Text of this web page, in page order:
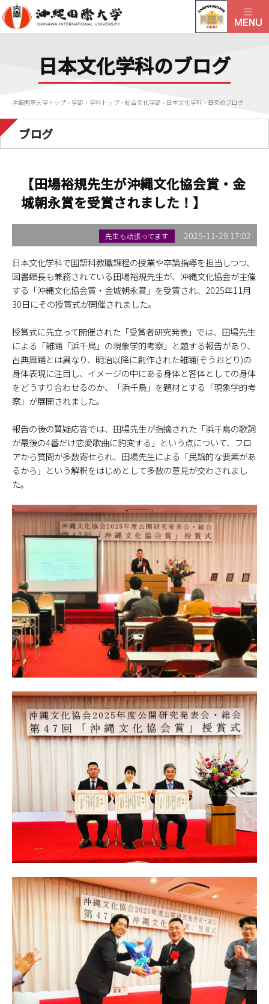
日本文化学科のブログ
沖縄国際大学トップ > 学部・学科トップ >総合文化学部 > 日本文化学科 > 日文のブログ
ブログ
【田場裕規先生が沖縄文化協会賞・金
城朝永賞を受賞されました！】
先生も頑張ってます 2025-11-29 17:02
日本文化学科で国語科教職課程の授業や卒論指導を担当しつつ、
図書館長も兼務されている田場裕規先生が、沖縄文化協会が主催
する「沖縄文化協会賞・金城朝永賞」を受賞され、2025年11月
30日にその授賞式が開催されました。
授賞式に先立って開催された「受賞者研究発表」では、田場先生
による「雑踊「浜千鳥」の現象学的考察」と題する報告があり、
古典舞踊とは異なり、明治以降に創作された雑踊(ぞうおどり)の
身体表現に注目し、イメージの中にある身体と客体としての身体
をどうすり合わせるのか、「浜千鳥」を題材とする「現象学的考
察」が展開されました。
報告の後の質疑応答では、田場先生が指摘された「浜千鳥の歌詞
が最後の4番だけ恋愛歌曲に豹変する」という点について、フロ
アから質問が多数寄せられ、田場先生による「民謡的な要素があ
るから」という解釈をはじめとして多数の意見が交わされまし
た。